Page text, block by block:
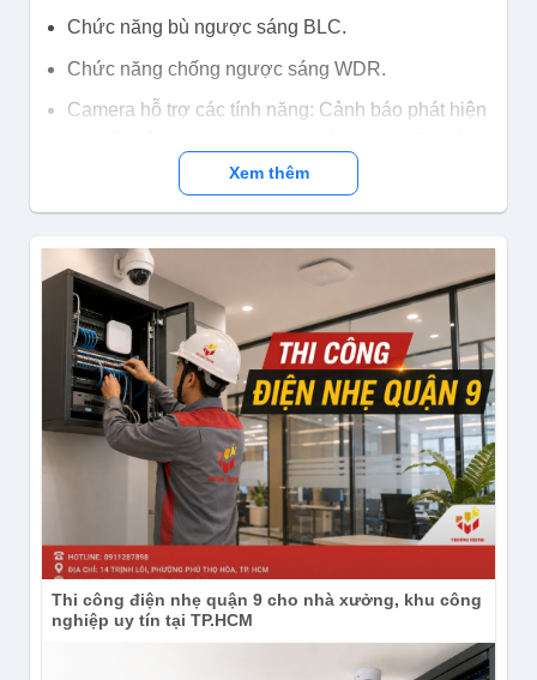
Chức năng bù ngược sáng BLC.
Chức năng chống ngược sáng WDR.
Camera hỗ trợ các tính năng: Cảnh báo phát hiện
tích video (phát hiện xâm nhập (perimeter),
vượt hàng rào (tripwire)), phân tích hành vi.
Tích hợp cổng mạng RJ-45 (10/100 Base-T).
Nguồn: PoE:IEEE 802.3af,Max. 5W
Chi tiết xin liên hệ:
14 Trịnh Lỗi, Phường Phú Thọ Hòa, TP
Xem thêm
Thi công điện nhẹ quận 9 cho nhà xưởng, khu công
nghiệp uy tín tại TP.HCM